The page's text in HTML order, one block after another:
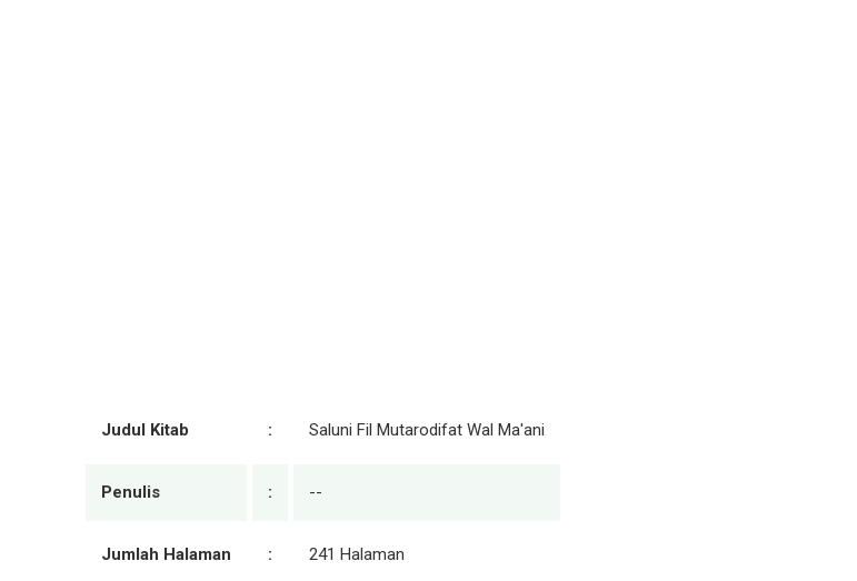
Judul Kitab : Saluni Fil Mutarodifat Wal Ma'ani
Penulis : --
Jumlah Halaman : 241 Halaman